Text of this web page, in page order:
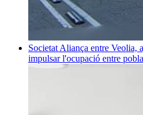
Societat Aliança entre Veolia,
impulsar l'ocupació entre